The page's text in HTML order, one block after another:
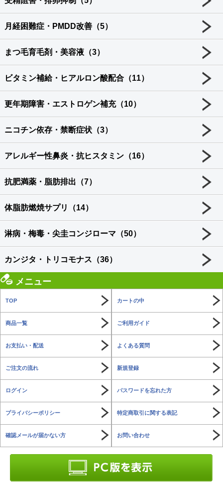
月経困難症・PMDD改善（5）
まつ毛育毛剤・美容液（3）
ビタミン補給・ヒアルロン酸配合（11）
更年期障害・エストロゲン補充（10）
ニコチン依存・禁断症状（3）
アレルギー性鼻炎・抗ヒスタミン（16）
抗肥満薬・脂肪排出（7）
体脂肪燃焼サプリ（14）
淋病・梅毒・尖圭コンジローマ（50）
カンジタ・トリコモナス（36）
メニュー
TOP カートの中
商品一覧 ご利用ガイド
お支払い・配送 よくある質問
ご注文の流れ 新規登録
ログイン パスワードを忘れた方
プライバシーポリシー 特定商取引に関する表記
確認メールが届かない方 お問い合わせ